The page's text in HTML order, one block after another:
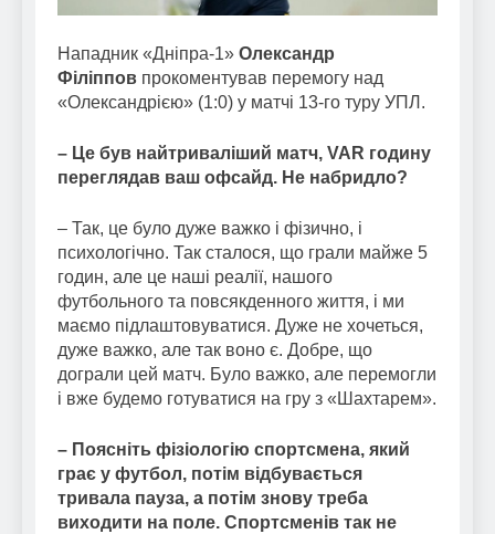
Нападник «Дніпра-1» Олександр
Філіппов прокоментував перемогу над
«Олександрією» (1:0) у матчі 13-го туру УПЛ.
– Це був найтриваліший матч, VAR годину
переглядав ваш офсайд. Не набридло?
– Так, це було дуже важко і фізично, і
психологічно. Так сталося, що грали майже 5
годин, але це наші реалії, нашого
футбольного та повсякденного життя, і ми
маємо підлаштовуватися. Дуже не хочеться,
дуже важко, але так воно є. Добре, що
дограли цей матч. Було важко, але перемогли
і вже будемо готуватися на гру з «Шахтарем».
– Поясніть фізіологію спортсмена, який
грає у футбол, потім відбувається
тривала пауза, а потім знову треба
виходити на поле. Спортсменів так не